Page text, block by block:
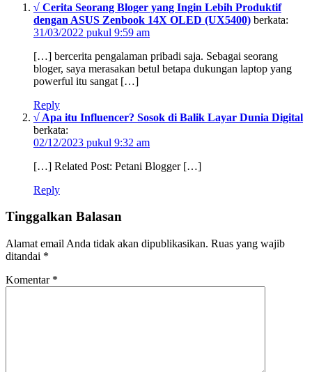
√ Cerita Seorang Bloger yang Ingin Lebih Produktif
dengan ASUS Zenbook 14X OLED (UX5400) berkata:
31/03/2022 pukul 9:59 am
[…] bercerita pengalaman pribadi saja. Sebagai seorang
bloger, saya merasakan betul betapa dukungan laptop yang
powerful itu sangat […]
Reply
√ Apa itu Influencer? Sosok di Balik Layar Dunia Digital
berkata:
02/12/2023 pukul 9:32 am
[…] Related Post: Petani Blogger […]
Reply
Tinggalkan Balasan
Alamat email Anda tidak akan dipublikasikan. Ruas yang wajib
ditandai *
Komentar *